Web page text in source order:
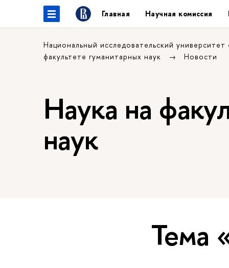
Главная Научная комиссия
Национальный исследовательский
факультете гуманитарных наук
Новости
Наука на
наук
Тема